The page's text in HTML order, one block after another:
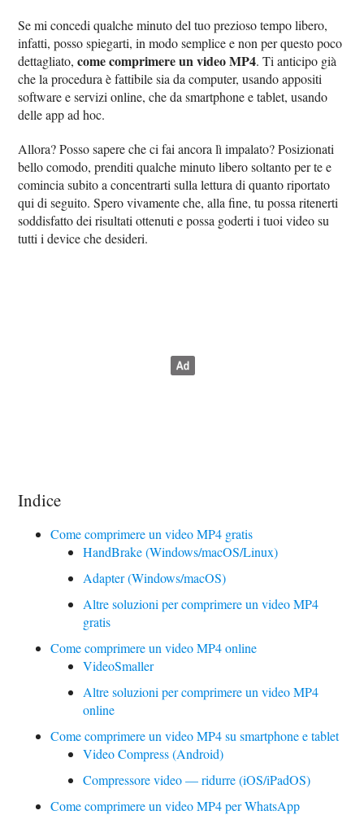
Se mi concedi qualche minuto del tuo prezioso tempo libero,
infatti, posso spiegarti, in modo semplice e non per questo poco
dettagliato,come comprimere un video MP4. Ti anticipo già
che la procedura è fattibile sia da computer, usando appositi
software e servizi online, che da smartphone e tablet, usando
delle app ad hoc.
Allora? Posso sapere che ci fai ancora lì impalato? Posizionati
bello comodo, prenditi qualche minuto libero soltanto per te e
comincia subito a concentrarti sulla lettura di quanto riportato
qui di seguito. Spero vivamente che, alla fine, tu possa ritenerti
soddisfatto dei risultati ottenuti e possa goderti i tuoi video su
tutti i device che desideri.
Indice
Come comprimere un video MP4 gratis
HandBrake (Windows/macOS/Linux)
Adapter (Windows/macOS)
Altre soluzioni per comprimere un video MP4
gratis
Come comprimere un video MP4 online
VideoSmaller
Altre soluzioni per comprimere un video MP4
online
Come comprimere un video MP4 su smartphone e tablet
Video Compress (Android)
Compressore video — ridurre (iOS/iPadOS)
Come comprimere un video MP4 per WhatsApp